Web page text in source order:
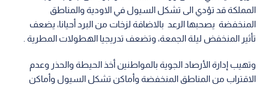
المملكة قد تؤدي الى تشكل السيول في الاودية والمناطق
المنخفضة يصحبها الرعد بالاضافة لزخات من البرد أحيانا، يضعف
تأثير المنخفض ليلة الجمعة، وتضعف تدريجيا الهطولات المطرية .
وتهيب إدارة الأرصاد الجوية بالمواطنين أخذ الحيطة والحذر وعدم
الاقتراب من المناطق المنخفضة وأماكن تشكل السيول وأماكن